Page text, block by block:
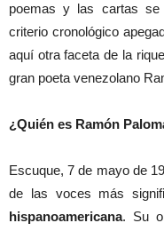
poemas y las cartas
criterio cronológico
aquí otra faceta de la
gran poeta venezolano
¿Quién es Ramón
Escuque, 7 de mayo de
de las voces más
hispanoamericana. Su